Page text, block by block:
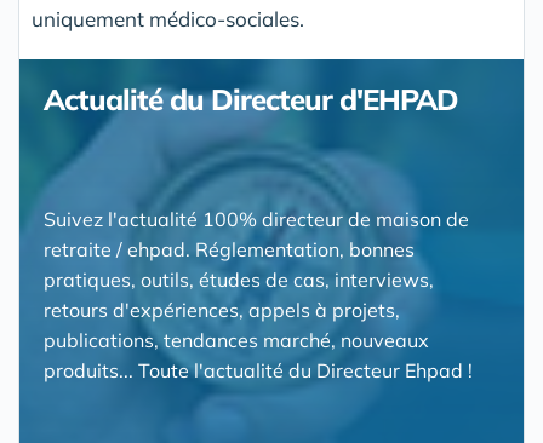
uniquement médico-sociales.
Actualité du Directeur d'EHPAD
Suivez l'actualité 100% directeur de maison de
retraite / ehpad. Réglementation, bonnes
pratiques, outils, études de cas, interviews,
retours d'expériences, appels à projets,
publications, tendances marché, nouveaux
produits... Toute l'actualité du Directeur Ehpad !